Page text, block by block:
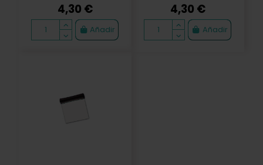
4,30 €
Añadir
4,30 €
Añadir